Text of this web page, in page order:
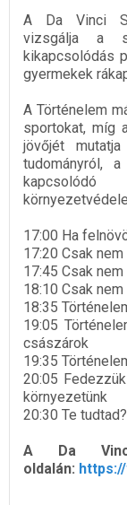
A Da Vinci
vizsgálja a
kikapcsolódás
gyermekek
A Történelem
sportokat, míg
jövőjét
tudományról,
17:00 Ha
17:20 Csak
17:45 Csak
18:10 Csak
18:35
19:05
császárok
19:35
20:05
környezetünk
20:30 Te
A Da
oldalán: